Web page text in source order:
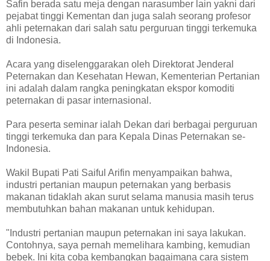
Safin berada satu meja dengan narasumber lain yakni dari
pejabat tinggi Kementan dan juga salah seorang profesor
ahli peternakan dari salah satu perguruan tinggi terkemuka
di Indonesia.
Acara yang diselenggarakan oleh Direktorat Jenderal
Peternakan dan Kesehatan Hewan, Kementerian Pertanian
ini adalah dalam rangka peningkatan ekspor komoditi
peternakan di pasar internasional.
Para peserta seminar ialah Dekan dari berbagai perguruan
tinggi terkemuka dan para Kepala Dinas Peternakan se-
Indonesia.
Wakil Bupati Pati Saiful Arifin menyampaikan bahwa,
industri pertanian maupun peternakan yang berbasis
makanan tidaklah akan surut selama manusia masih terus
membutuhkan bahan makanan untuk kehidupan.
"Industri pertanian maupun peternakan ini saya lakukan.
Contohnya, saya pernah memelihara kambing, kemudian
bebek. Ini kita coba kembangkan bagaimana cara sistem